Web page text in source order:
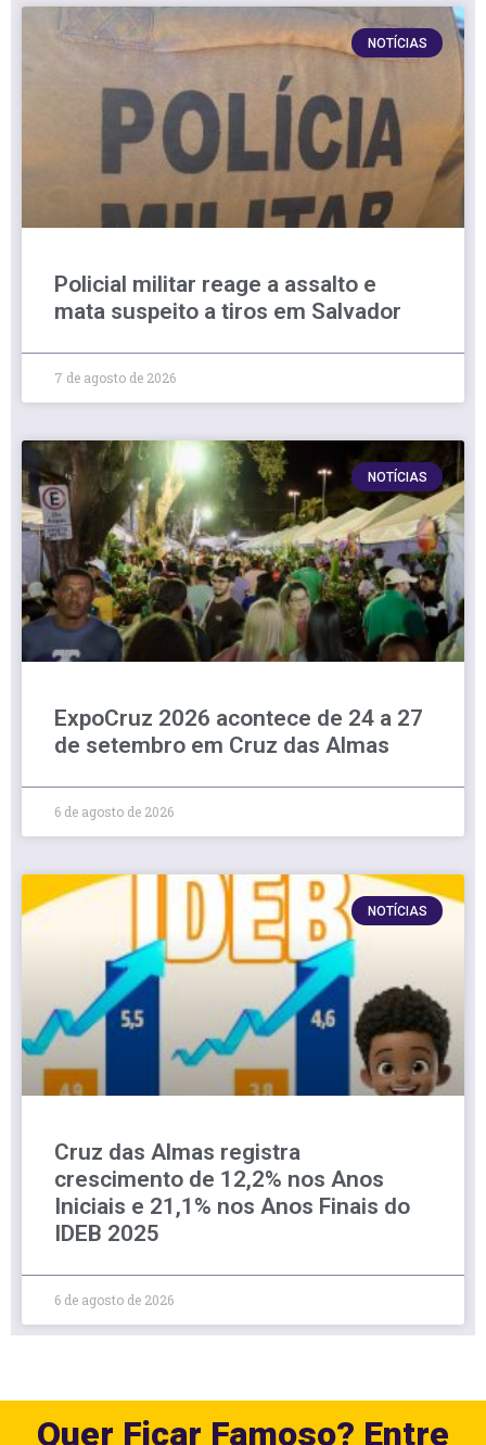
NOTÍCIAS
Policial militar reage a assalto e
mata suspeito a tiros em Salvador
7 de agosto de 2026
NOTÍCIAS
ExpoCruz 2026 acontece de 24 a 27
de setembro em Cruz das Almas
6 de agosto de 2026
NOTÍCIAS
Cruz das Almas registra
crescimento de 12,2% nos Anos
Iniciais e 21,1% nos Anos Finais do
IDEB 2025
6 de agosto de 2026
Quer Ficar Famoso? Entre